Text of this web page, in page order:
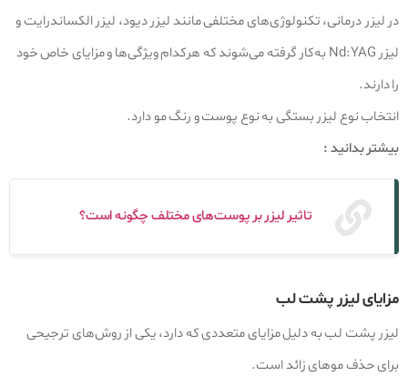
در لیزر درمانی، تکنولوژی‌های مختلفی مانند لیزر دیود، لیزر الکساندرایت و
لیزر Nd:YAG به‌کار گرفته می‌شوند که هرکدام ویژگی‌ها و مزایای خاص خود
را دارند.
انتخاب نوع لیزر بستگی به نوع پوست و رنگ مو دارد.
بیشتر بدانید :
تاثیر لیزر بر پوست‌های مختلف چگونه است؟
مزایای لیزر پشت لب
لیزر پشت لب به دلیل مزایای متعددی که دارد، یکی از روش‌های ترجیحی
برای حذف موهای زائد است.